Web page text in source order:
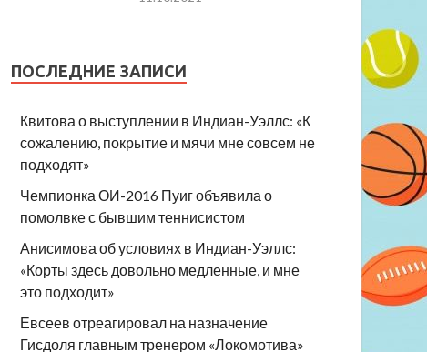
ПОСЛЕДНИЕ ЗАПИСИ
Квитова о выступлении в Индиан-Уэллс: «К
сожалению, покрытие и мячи мне совсем не
подходят»
Чемпионка ОИ-2016 Пуиг объявила о
помолвке с бывшим теннисистом
Анисимова об условиях в Индиан-Уэллс:
«Корты здесь довольно медленные, и мне
это подходит»
Евсеев отреагировал на назначение
Гисдоля главным тренером «Локомотива»